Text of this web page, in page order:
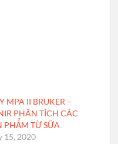
MPA II BRUKER –
PHÂN TÍCH CÁC
PHẨM TỪ SỮA
15, 2020